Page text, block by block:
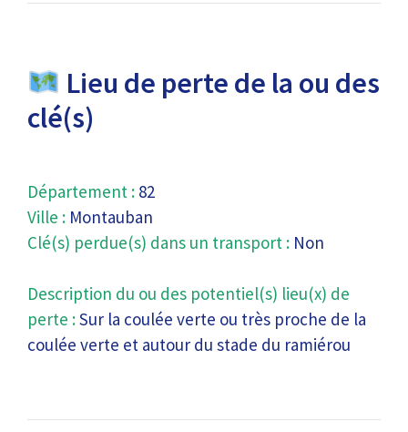
Lieu de perte de la ou des
clé(s)
Département : 82
Ville : Montauban
Clé(s) perdue(s) dans un transport : Non
Description du ou des potentiel(s) lieu(x) de
perte :Sur la coulée verte ou très proche de la
coulée verte et autour du stade du ramiérou